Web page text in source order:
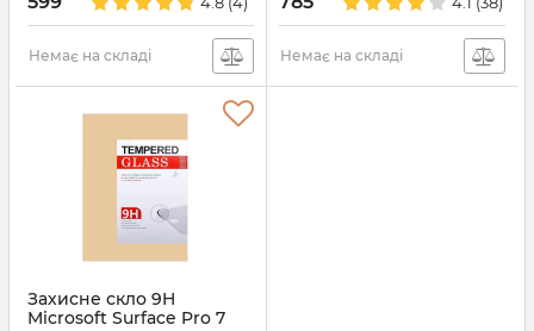
Артикул: 6697
Немає на складі
Артикул: 4270
Немає на складі
Захисне скло 9H
Microsoft Surface Pro 7